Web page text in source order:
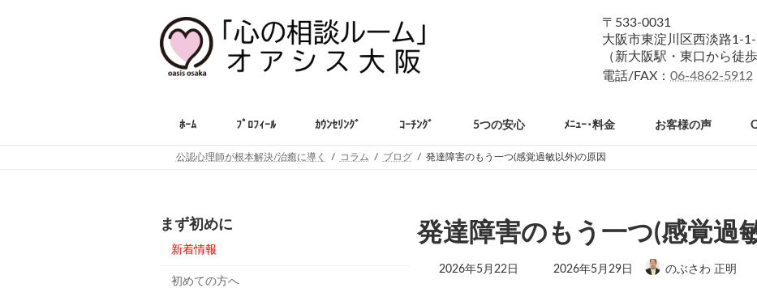
〒533-0031
大阪市東淀川区西淡路1-
（新大阪駅・東口から徒歩
電話/FAX： 06-4862-5912
ﾎｰﾑ ﾌﾟﾛﾌｨｰﾙ ｶｳﾝｾﾘﾝｸﾞ ｺｰﾁﾝｸﾞ 5つの安心 ﾒﾆｭｰ･料金 お客様の声
公認心理師が根本解決/治癒に導く コラム ブログ 発達障害のもう一つ(感覚過敏以外)の原因
発達障害のもう一つ(感覚過
2026年5月22日
最
2026年5月29日 のぶさわ 正明
まず初めに
新着情報
初めての方へ